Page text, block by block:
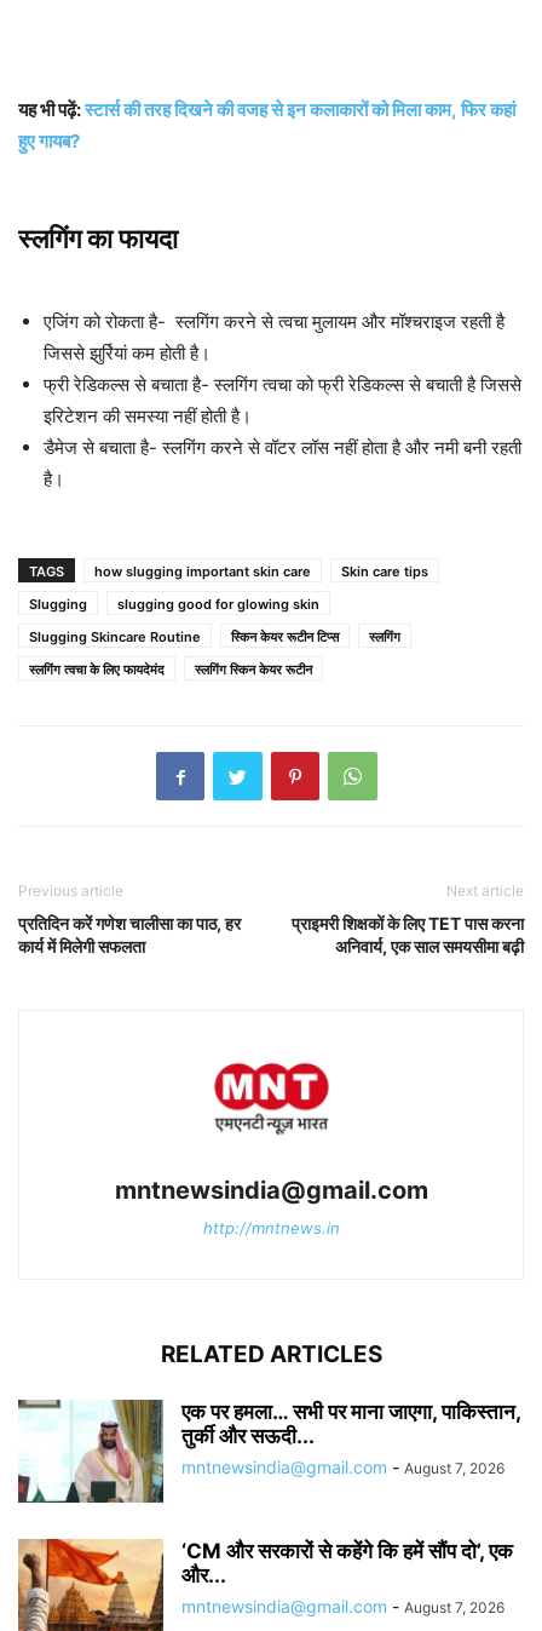
यह भी पढ़ें:स्टार्स की तरह दिखने की वजह से इन कलाकारों को मिला काम, फिर कहां
हुए गायब?
स्लगिंग का फायदा
एजिंग को रोकता है- स्लगिंग करने से त्वचा मुलायम और मॉश्चराइज रहती है
जिससे झुर्रियां कम होती है।
फ्री रेडिकल्स से बचाता है- स्लगिंग त्वचा को फ्री रेडिकल्स से बचाती है जिससे
इरिटेशन की समस्या नहीं होती है।
डैमेज से बचाता है- स्लगिंग करने से वॉटर लॉस नहीं होता है और नमी बनी रहती
है।
TAGS how slugging important skin care
Skin care tips
Slugging
slugging good for glowing skin
Slugging Skincare Routine
स्किन केयर रूटीन टिप्स
स्लगिंग
स्लगिंग त्वचा के लिए फायदेमंद
स्लगिंग स्किन केयर रूटीन
Previous article
प्रतिदिन करें गणेश चालीसा का पाठ, हर
कार्य में मिलेगी सफलता
Next article
प्राइमरी शिक्षकों के लिए TET पास करना
अनिवार्य, एक साल समयसीमा बढ़ी
mntnewsindia@gmail.com
http://mntnews.in
RELATED ARTICLES
एक पर हमला… सभी पर माना जाएगा, पाकिस्तान,
तुर्की और सऊदी...
mntnewsindia@gmail.com - August 7, 2026
‘CM और सरकारों से कहेंगे कि हमें सौंप दो’, एक
और...
mntnewsindia@gmail.com - August 7, 2026